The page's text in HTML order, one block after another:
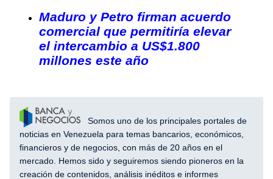
Maduro y Petro firman acuerdo
comercial que permitiría elevar
el intercambio a US$1.800
millones este año
Somos uno de los principales portales de
noticias en Venezuela para temas bancarios, económicos,
financieros y de negocios, con más de 20 años en el
mercado. Hemos sido y seguiremos siendo pioneros en la
creación de contenidos, análisis inéditos e informes